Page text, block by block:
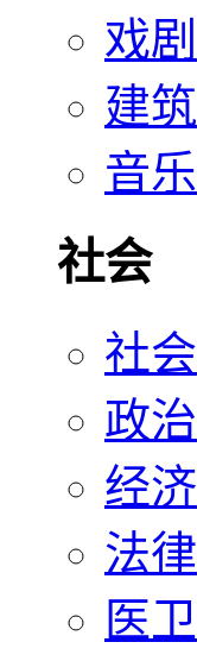
戏剧
建筑
音乐
社会
社会
政治
经济
法律
医卫